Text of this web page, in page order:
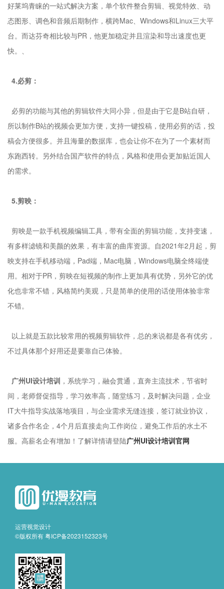
好莱坞青睐的一站式解决方案，单个软件整合剪辑、视觉特效、动
态图形、调色和音频后期制作，横跨Mac、Windows和Linux三大平
台。而达芬奇相比较与PR，他更加稳定并且渲染和导出速度也更
快。、
4.必剪：
必剪的功能与其他的剪辑软件大同小异，但是由于它是B站自研，
所以制作B站的视频会更加方便，支持一键投稿，使用必剪的话，投
稿会方便很多。并且海量的数据库，也会让你不在为了一个素材而
东跑西转。另外结合国产软件的特点，风格和使用会更加贴近国人
的需求。
5.剪映：
剪映是一款手机视频编辑工具，带有全面的剪辑功能，支持变速，
有多样滤镜和美颜的效果，有丰富的曲库资源。自2021年2月起，剪
映支持在手机移动端，Pad端，Mac电脑，Windows电脑全终端使
用。相对于PR，剪映在短视频的制作上更加具有优势，另外它的优
化也非常不错，风格简约美观，只是简单的使用的话使用体验非常
不错。
以上就是五款比较常用的视频剪辑软件，总的来说都是各有优劣，
不过具体那个好用还是要靠自己体验。
广州UI设计培训 ，系统学习，融会贯通，直奔主流技术，节省时
间，老师督促指导，学习效率高，随堂练习，及时解决问题，企业
IT大牛指导实战落地项目，与企业需求无缝连接，签订就业协议，
诸多合作名企，4个月后直接走向工作岗位，避免工作后的水土不
服。高薪名企有增加！了解详情请登陆广州UI设计培训官网
运营视觉设计
©版权所有粤ICP备2023152323号